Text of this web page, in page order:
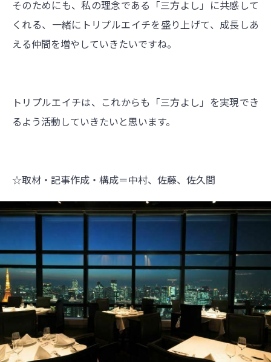
そのためにも、私の理念である「三方よし」に共感して
くれる、一緒にトリプルエイチを盛り上げて、成長しあ
える仲間を増やしていきたいですね。
トリプルエイチは、これからも「三方よし」を実現でき
るよう活動していきたいと思います。
☆取材・記事作成・構成＝中村、佐藤、佐久間